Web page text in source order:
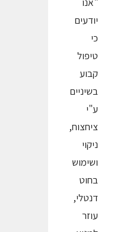
יודעים
כי
טיפול
קבוע
בשיניים
ע"י
ציחצוח,
ניקוי
ושימוש
בחוט
דנטלי,
עוזר